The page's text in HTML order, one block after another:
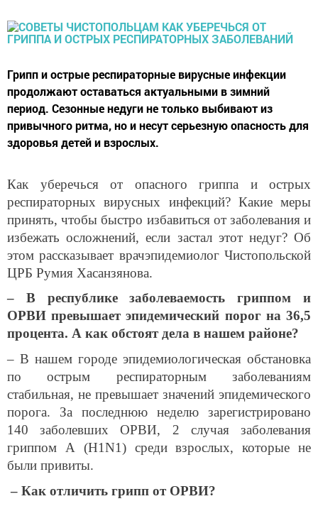
Грипп и острые респираторные вирусные инфекции
продолжают оставаться актуальными в зимний
период. Сезонные недуги не только выбивают из
привычного ритма, но и несут серьезную опасность для
здоровья детей и взрослых.
Как уберечься от опасного гриппа и острых
респираторных вирусных инфекций? Какие меры
принять, чтобы быстро избавиться от заболевания и
избежать осложнений, если застал этот недуг? Об
этом рассказывает врач­эпидемиолог Чистопольской
ЦРБ Румия Хасанзянова.
– В республике заболеваемость гриппом и
ОРВИ превышает эпидемический порог на 36,5
процента. А как обстоят дела в нашем районе?
– В нашем городе эпидемиологическая обстановка
по острым респираторным заболеваниям
стабильная, не превышает значений эпидемического
порога. За последнюю неделю зарегистрировано
140 заболевших ОРВИ, 2 случая заболевания
гриппом А (H1N1) среди взрослых, которые не
были привиты.
– Как отличить грипп от ОРВИ?